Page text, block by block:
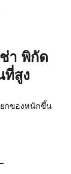
า พิกัด
ที่สูง
ยกของหนักขึ้น